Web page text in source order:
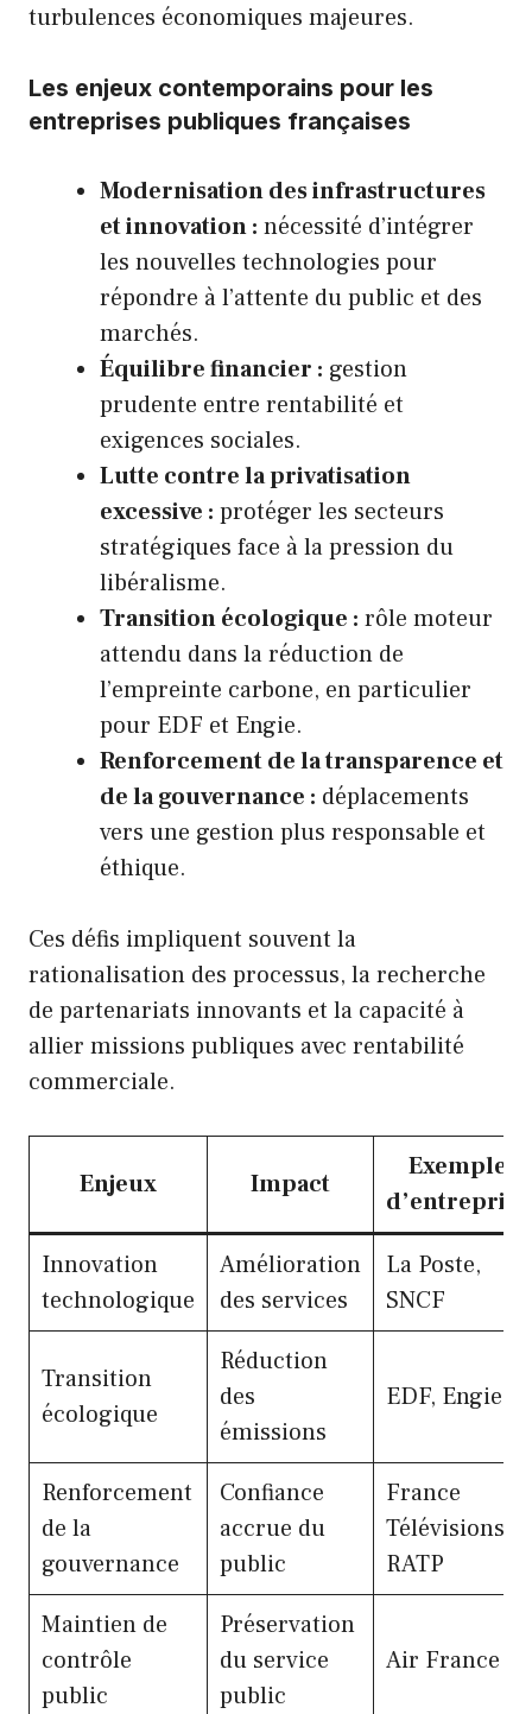
turbulences économiques majeures.
Les enjeux contemporains pour les
entreprises publiques françaises
Modernisation des infrastructures
et innovation : nécessité d’intégrer
les nouvelles technologies pour
répondre à l’attente du public et des
marchés.
Équilibre financier : gestion
prudente entre rentabilité et
exigences sociales.
Lutte contre la privatisation
excessive : protéger les secteurs
stratégiques face à la pression du
libéralisme.
Transition écologique : rôle moteur
attendu dans la réduction de
l’empreinte carbone, en particulier
pour EDF et Engie.
Renforcement de la transparence et
de la gouvernance : déplacements
vers une gestion plus responsable et
éthique.
Ces défis impliquent souvent la
rationalisation des processus, la recherche
de partenariats innovants et la capacité à
allier missions publiques avec rentabilité
commerciale.
Enjeux Impact
Exemple
d’entreprise
Innovation
technologique
Amélioration
des services
La Poste,
SNCF
Transition
écologique
Réduction
des
émissions
EDF, Engie
Renforcement
de la
gouvernance
Confiance
accrue du
public
France
Télévisions,
RATP
Maintien de
contrôle
public
Préservation
du service
public
Air France